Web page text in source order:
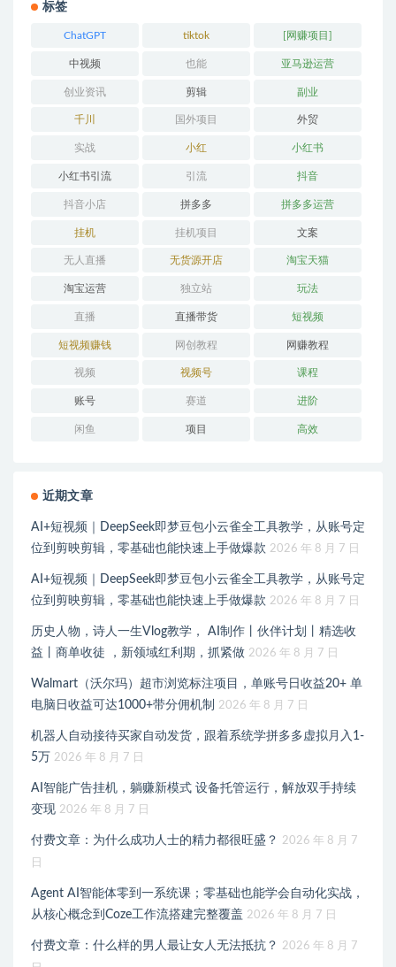
标签
ChatGPT tiktok [网赚项目]
中视频 也能 亚马逊运营
创业资讯 剪辑 副业
千川 国外项目 外贸
实战 小红 小红书
小红书引流 引流 抖音
抖音小店 拼多多 拼多多运营
挂机 挂机项目 文案
无人直播 无货源开店 淘宝天猫
淘宝运营 独立站 玩法
直播 直播带货 短视频
短视频赚钱 网创教程 网赚教程
视频 视频号 课程
账号 赛道 进阶
闲鱼 项目 高效
近期文章
AI+短视频｜DeepSeek即梦豆包小云雀全工具教学，从账号定
位到剪映剪辑，零基础也能快速上手做爆款 2026 年 8 月 7 日
AI+短视频｜DeepSeek即梦豆包小云雀全工具教学，从账号定
位到剪映剪辑，零基础也能快速上手做爆款 2026 年 8 月 7 日
历史人物，诗人一生Vlog教学， AI制作丨伙伴计划丨精选收
益丨商单收徒 ，新领域红利期，抓紧做 2026 年 8 月 7 日
Walmart（沃尔玛）超市浏览标注项目，单账号日收益20+ 单
电脑日收益可达1000+带分佣机制
2026 年 8 月 7 日
机器人自动接待买家自动发货，跟着系统学拼多多虚拟月入1-
5万 2026 年 8 月 7 日
AI智能广告挂机，躺赚新模式 设备托管运行，解放双手持续
变现 2026 年 8 月 7 日
付费文章：为什么成功人士的精力都很旺盛？
2026 年 8 月 7
日
Agent AI智能体零到一系统课；零基础也能学会自动化实战，
从核心概念到Coze工作流搭建完整覆盖 2026 年 8 月 7 日
付费文章：什么样的男人最让女人无法抵抗？
2026 年 8 月 7